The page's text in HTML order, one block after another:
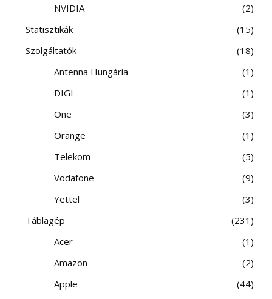
NVIDIA
2
Statisztikák
15
Szolgáltatók
18
Antenna Hungária
1
DIGI
1
One
3
Orange
1
Telekom
5
Vodafone
9
Yettel
3
Táblagép
231
Acer
1
Amazon
2
Apple
44